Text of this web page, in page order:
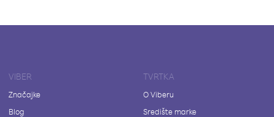
VIBER
Značajke
Blog
TVRTKA
O Viberu
Središte marke